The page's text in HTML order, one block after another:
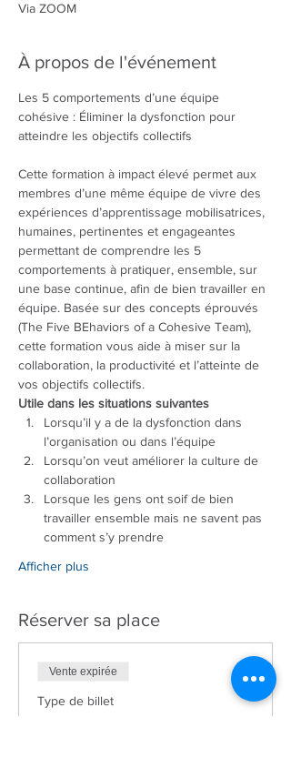
Via ZOOM
À propos de l'événement
Les 5 comportements d’une équipe
cohésive : Éliminer la dysfonction pour
Cette formation à impact élevé permet aux
membres d’une même équipe de vivre des
expériences d’apprentissage mobilisatrices,
humaines, pertinentes et engageantes
permettant de comprendre les 5
comportements à pratiquer, ensemble, sur
une base continue, afin de bien travailler en
équipe. Basée sur des concepts éprouvés
(The Five BEhaviors of a Cohesive Team),
cette formation vous aide à miser sur la
collaboration, la productivité et l’atteinte de
vos objectifs collectifs.
Utile dans les situations suivantes
Lorsqu’il y a de la dysfonction dans
l’organisation ou dans l’équipe
Lorsqu’on veut améliorer la culture de
collaboration
Lorsque les gens ont soif de bien
travailler ensemble mais ne savent pas
comment s’y prendre
Afficher plus
Réserver sa place
Vente expirée
Type de billet